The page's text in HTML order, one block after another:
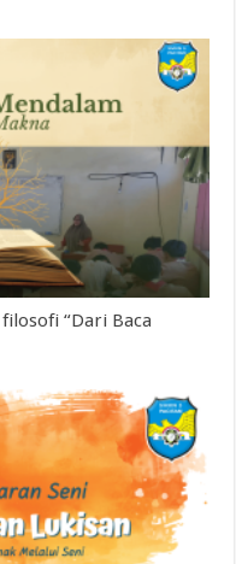
“Dari Baca